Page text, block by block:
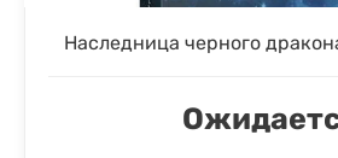
Наследница черного